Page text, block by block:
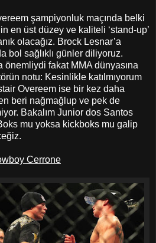
şampiyonluk maçında belki
en üst düzey ve kaliteli ‘stand-up’
olacağız. Brock Lesnar’a
bol sağlıklı günler diliyoruz.
önemliydi fakat MMA dünyasına
notu: Kesinlikle katılmıyorum
Overeem ise bir kez daha
beri nağmağlup ve pek de
Bakalım Junior dos Santos
mu yoksa kickboks mu galip
Cerrone